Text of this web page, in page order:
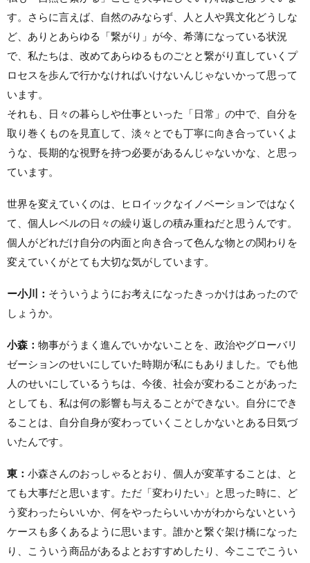
す。さらに言えば、自然のみならず、人と人や異文化どうしな
ど、ありとあらゆる「繋がり」が今、希薄になっている状況
で、私たちは、改めてあらゆるものごとと繋がり直していくプ
ロセスを歩んで行かなければいけないんじゃないかって思って
います。
それも、日々の暮らしや仕事といった「日常」の中で、自分を
取り巻くものを見直して、淡々とでも丁寧に向き合っていくよ
うな、長期的な視野を持つ必要があるんじゃないかな、と思っ
ています。
世界を変えていくのは、ヒロイックなイノベーションではなく
て、個人レベルの日々の繰り返しの積み重ねだと思うんです。
個人がどれだけ自分の内面と向き合って色んな物との関わりを
変えていくがとても大切な気がしています。
ー小川： そういうようにお考えになったきっかけはあったので
しょうか。
小森： 物事がうまく進んでいかないことを、政治やグローバリ
ゼーションのせいにしていた時期が私にもありました。でも他
人のせいにしているうちは、今後、社会が変わることがあった
としても、私は何の影響も与えることができない。自分にでき
ることは、自分自身が変わっていくことしかないとある日気づ
いたんです。
東： 小森さんのおっしゃるとおり、個人が変革することは、と
ても大事だと思います。ただ「変わりたい」と思った時に、ど
う変わったらいいか、何をやったらいいかがわからないという
ケースも多くあるように思います。誰かと繋ぐ架け橋になった
り、こういう商品があるよとおすすめしたり、今ここでこうい